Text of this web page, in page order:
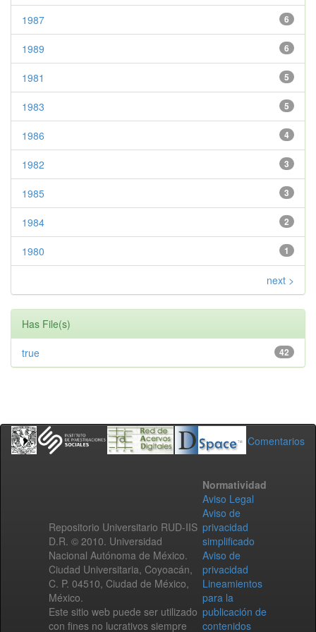
6
1987
6
1989
5
1981
5
1983
4
1986
3
1982
3
1985
2
1984
1
1980
next >
Has File(s)
42
true
Comentarios
Repositorio Universitario RUD-IIS
D.R. © 2010. Universidad
Nacional Autónoma de México.
Ciudad Universitaria, Coyoacán,
C. P. 04510, Ciudad de México,
México.
Este sitio web puede ser utilizado
con fines no lucrativos siempre
Normatividad
Aviso Legal
Aviso de
privacidad
simplificado
Aviso de
privacidad
Lineamientos
para la
publicación de
contenidos